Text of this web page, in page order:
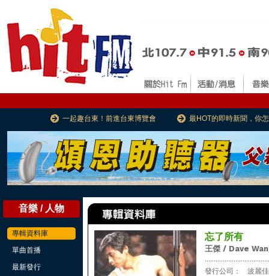
一起趣台東！前進台東博覽會 最HOT的即時新聞，你
音樂 / 人物
專輯資料庫
單曲首播
最新發行
忘了所有
王傑 / Dave
發行公司：
波麗